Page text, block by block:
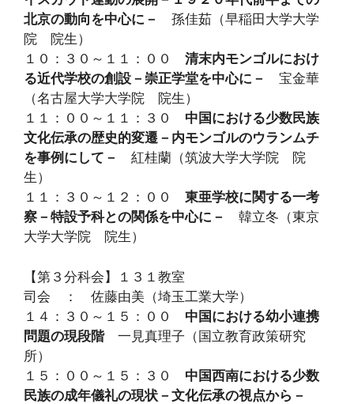
北京の動向を中心に－
孫佳茹（早稲田大学大学
院 院生）
１０：３０～１１：００ 清末内モンゴルにおけ
る近代学校の創設－崇正学堂を中心に－ 宝金華
（名古屋大学大学院 院生）
１１：００～１１：３０ 中国における少数民族
文化伝承の歴史的変遷－内モンゴルのウランムチ
を事例にして－
紅桂蘭（筑波大学大学院 院
生）
１１：３０～１２：００ 東亜学校に関する一考
察－特設予科との関係を中心に－
韓立冬（東京
大学大学院 院生）
【第３分科会】１３１教室
司会 ： 佐藤由美（埼玉工業大学）
１４：３０～１５：００ 中国における幼小連携
問題の現段階一見真理子（国立教育政策研究
所）
１５：００～１５：３０ 中国西南における少数
民族の成年儀礼の現状－文化伝承の視点から－